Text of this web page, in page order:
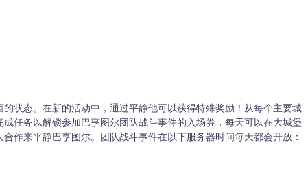
状态。在新的活动中，通过平静他可以获得特殊奖励！从每个主要城
任务以解锁参加巴亨图尔团队战斗事件的入场券，每天可以在大城堡
作来平静巴亨图尔。团队战斗事件在以下服务器时间每天都会开放：